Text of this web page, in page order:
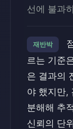
선에 불과
재반박
르는 기준
은 결과의
야 했지만,
분해해 추
신뢰의 단